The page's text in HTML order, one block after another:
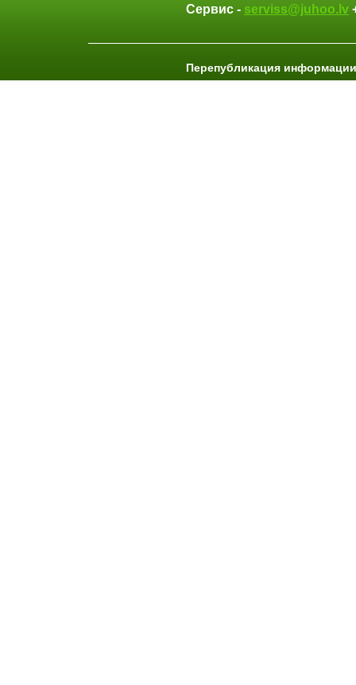
Сервис - serviss@juhoo.lv
Перепубликация